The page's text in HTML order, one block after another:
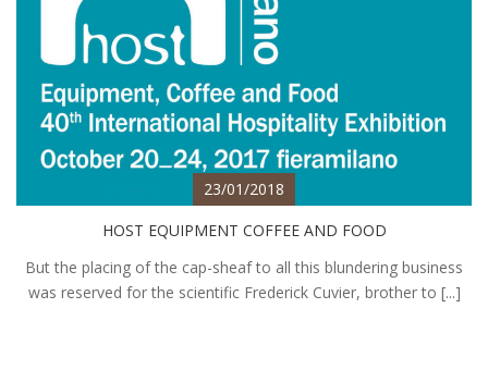
23/01/2018
HOST EQUIPMENT COFFEE AND FOOD
But the placing of the cap-sheaf to all this blundering business
was reserved for the scientific Frederick Cuvier, brother to [...]